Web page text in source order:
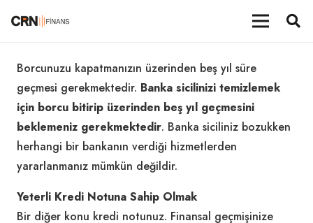
Borcunuzu kapatmanızın üzerinden beş yıl süre
geçmesi gerekmektedir. Banka sicilinizi temizlemek
için borcu bitirip üzerinden beş yıl geçmesini
beklemeniz gerekmektedir. Banka siciliniz bozukken
herhangi bir bankanın verdiği hizmetlerden
yararlanmanız mümkün değildir.
Yeterli Kredi Notuna Sahip Olmak
Bir diğer konu kredi notunuz. Finansal geçmişinize